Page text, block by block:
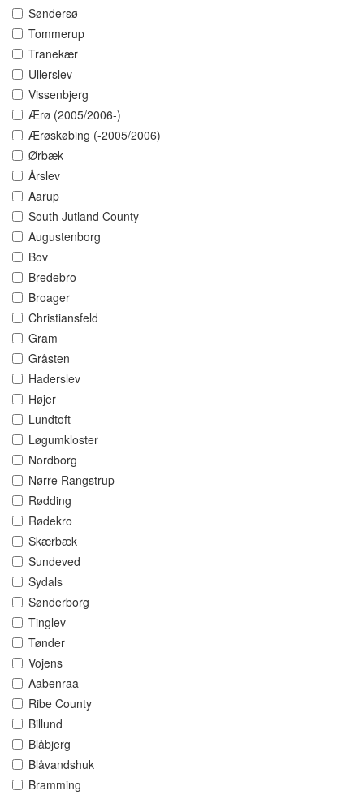
Søndersø
Tommerup
Tranekær
Ullerslev
Vissenbjerg
Ærø (2005/2006-)
Ærøskøbing (-2005/2006)
Ørbæk
Årslev
Aarup
South Jutland County
Augustenborg
Bov
Bredebro
Broager
Christiansfeld
Gram
Gråsten
Haderslev
Højer
Lundtoft
Løgumkloster
Nordborg
Nørre Rangstrup
Rødding
Rødekro
Skærbæk
Sundeved
Sydals
Sønderborg
Tinglev
Tønder
Vojens
Aabenraa
Ribe County
Billund
Blåbjerg
Blåvandshuk
Bramming